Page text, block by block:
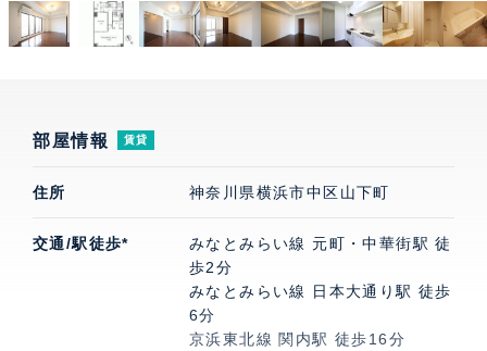
部屋情報 賃貸
住所 神奈川県横浜市中区山下町
交通/駅徒歩*
みなとみらい線 元町・中華街駅 徒
歩2分
みなとみらい線 日本大通り駅 徒歩
6分
京浜東北線 関内駅 徒歩16分